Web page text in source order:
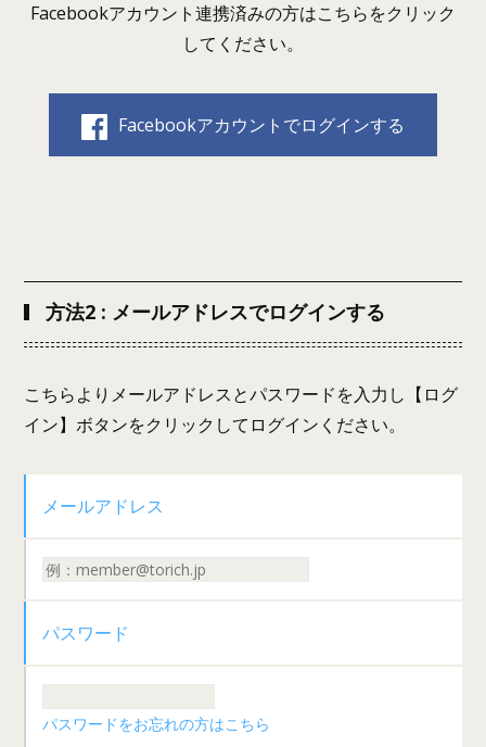
Facebookアカウント連携済みの方はこちらをクリック
してください。
Facebookアカウントでログインする
方法2 : メールアドレスでログインする
こちらよりメールアドレスとパスワードを入力し【ログ
イン】ボタンをクリックしてログインください。
メールアドレス
パスワード
パスワードをお忘れの方はこちら